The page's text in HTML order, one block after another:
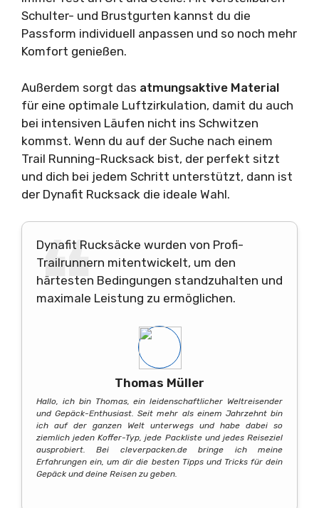
Schulter- und Brustgurten kannst du die
Passform individuell anpassen und so noch mehr
Komfort genießen.
Außerdem sorgt das atmungsaktive Material
für eine optimale Luftzirkulation, damit du auch
bei intensiven Läufen nicht ins Schwitzen
kommst. Wenn du auf der Suche nach einem
Trail Running-Rucksack bist, der perfekt sitzt
und dich bei jedem Schritt unterstützt, dann ist
der Dynafit Rucksack die ideale Wahl.
Dynafit Rucksäcke wurden von Profi-
Trailrunnern mitentwickelt, um den
härtesten Bedingungen standzuhalten und
maximale Leistung zu ermöglichen.
Thomas Müller
Hallo, ich bin Thomas, ein leidenschaftlicher Weltreisender
und Gepäck-Enthusiast. Seit mehr als einem Jahrzehnt bin
ich auf der ganzen Welt unterwegs und habe dabei so
ziemlich jeden Koffer-Typ, jede Packliste und jedes Reiseziel
ausprobiert. Bei cleverpacken.de bringe ich meine
Erfahrungen ein, um dir die besten Tipps und Tricks für dein
Gepäck und deine Reisen zu geben.